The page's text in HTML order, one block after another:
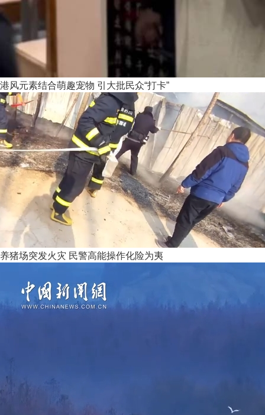
港风元素结合萌趣宠物 引大批民众“打卡”
养猪场突发火灾 民警高能操作化险为夷